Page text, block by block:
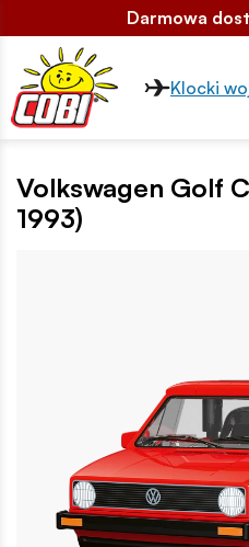
Darmowa
Klocki
Volkswagen Golf
1993)